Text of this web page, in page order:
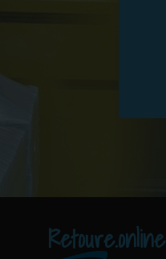
Retoure.online